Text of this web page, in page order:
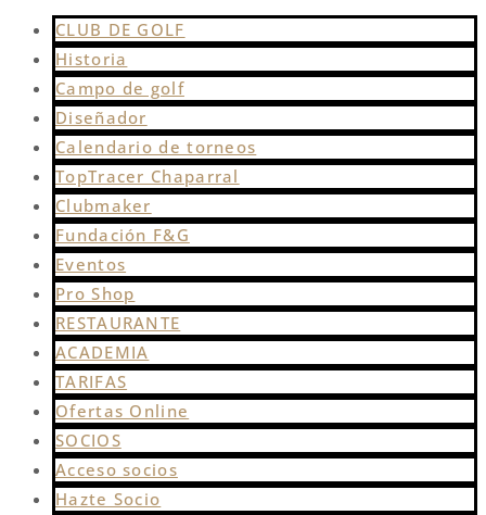
CLUB DE GOLF
Historia
Campo de golf
Diseñador
Calendario de torneos
TopTracer Chaparral
Clubmaker
Fundación F&G
Eventos
Pro Shop
RESTAURANTE
ACADEMIA
TARIFAS
Ofertas Online
SOCIOS
Acceso socios
Hazte Socio